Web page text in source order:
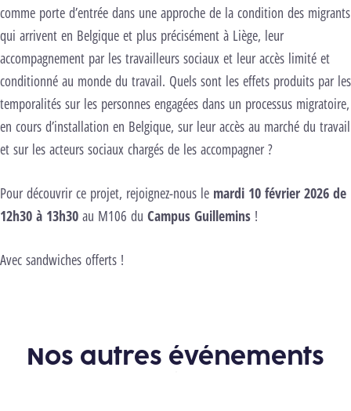
comme porte d’entrée dans une approche de la condition des migrants
qui arrivent en Belgique et plus précisément à Liège, leur
accompagnement par les travailleurs sociaux et leur accès limité et
conditionné au monde du travail. Quels sont les effets produits par les
temporalités sur les personnes engagées dans un processus migratoire,
en cours d’installation en Belgique, sur leur accès au marché du travail
et sur les acteurs sociaux chargés de les accompagner ?
Pour découvrir ce projet, rejoignez-nous le mardi 10 février 2026 de
12h30 à 13h30 au M106 du Campus Guillemins !
Avec sandwiches offerts !
Nos autres événements